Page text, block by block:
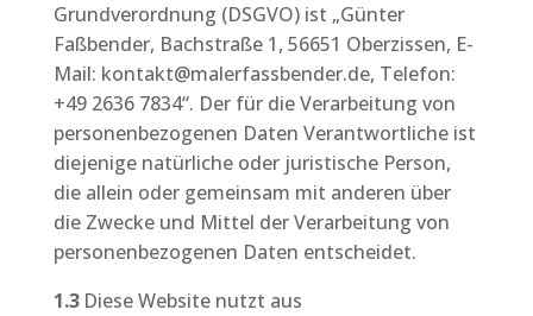
Grundverordnung (DSGVO) ist „Günter
Faßbender, Bachstraße 1, 56651 Oberzissen, E-
Mail: kontakt@malerfassbender.de, Telefon:
+49 2636 7834“. Der für die Verarbeitung von
personenbezogenen Daten Verantwortliche ist
diejenige natürliche oder juristische Person,
die allein oder gemeinsam mit anderen über
die Zwecke und Mittel der Verarbeitung von
personenbezogenen Daten entscheidet.
1.3Diese Website nutzt aus